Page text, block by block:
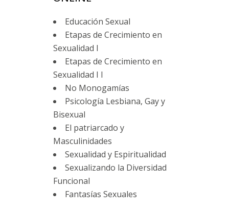
Educación Sexual
Etapas de Crecimiento en
Sexualidad I
Etapas de Crecimiento en
Sexualidad I I
No Monogamías
Psicología Lesbiana, Gay y
Bisexual
El patriarcado y
Masculinidades
Sexualidad y Espiritualidad
Sexualizando la Diversidad
Funcional
Fantasías Sexuales